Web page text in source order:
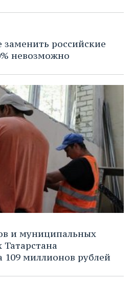
российские
невозможно
и муниципальных
Татарстана
109 миллионов рублей